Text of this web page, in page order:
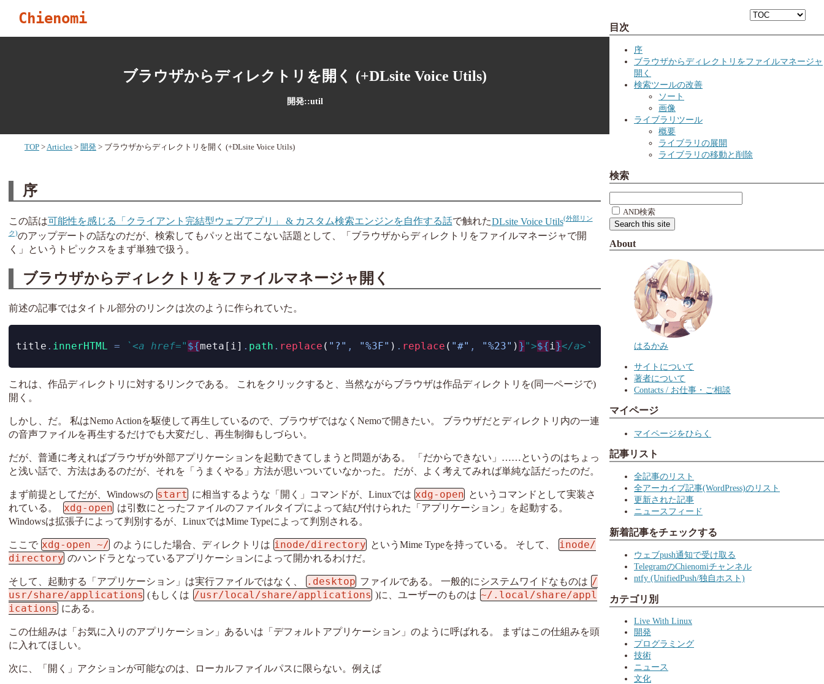
Chienomi
ブラウザからディレクトリを開く (+DLsite Voice Utils)
開発::util
TOP Articles 開発 ブラウザからディレクトリを開く (+DLsite Voice Utils)
序
この話は可能性を感じる「クライアント完結型ウェブアプリ」 & カスタム検索エンジンを自作する話で触れたDLsite Voice Utils
のアップデートの話なのだが、検索してもパッと出てこない話題として、「ブラウザからディレクトリをファイルマネージャで開
く」というトピックスをまず単独で扱う。
ブラウザからディレクトリをファイルマネージャ開く
前述の記事ではタイトル部分のリンクは次のように作られていた。
title . innerHTML = `<a href=" ${meta[i] . path . replace ( "?" , "%3F" ) . replace ( "#" , "%23" ) } ">${ i }</a>`
これは、作品ディレクトリに対するリンクである。 これをクリックすると、当然ながらブラウザは作品ディレクトリを(同一ページで)
開く。
しかし、だ。 私はNemo Actionを駆使して再生しているので、ブラウザではなくNemoで開きたい。 ブラウザだとディレクトリ内の一連
の音声ファイルを再生するだけでも大変だし、再生制御もしづらい。
だが、普通に考えればブラウザが外部アプリケーションを起動できてしまうと問題がある。 「だからできない」……というのはちょっ
と浅い話で、方法はあるのだが、それを「うまくやる」方法が思いついていなかった。 だが、よく考えてみれば単純な話だったのだ。
まず前提としてだが、Windowsの start に相当するような「開く」コマンドが、Linuxでは xdg-open というコマンドとして実装さ
れている。
xdg-open は引数にとったファイルのファイルタイプによって結び付けられた「アプリケーション」を起動する。
Windowsは拡張子によって判別するが、LinuxではMime Typeによって判別される。
ここで xdg-open ~/ のようにした場合、ディレクトリは inode/directory というMime Typeを持っている。 そして、
inode/
directory のハンドラとなっているアプリケーションによって開かれるわけだ。
そして、起動する「アプリケーション」は実行ファイルではなく、 .desktop ファイルである。 一般的にシステムワイドなものは /
usr/share/applications (もしくは /usr/local/share/applications )に、ユーザーのものは ~/.local/share/appl
ications にある。
この仕組みは「お気に入りのアプリケーション」あるいは「デフォルトアプリケーション」のように呼ばれる。 まずはこの仕組みを頭
に入れてほしい。
次に、「開く」アクションが可能なのは、ローカルファイルパスに限らない。例えば
目次
序
ブラウザからディレクトリをファイルマネージャ
開く
検索ツールの改善
ソート
画像
ライブラリツール
概要
ライブラリの展開
ライブラリの移動と削除
検索
AND検索
About
はるかみ
サイトについて
著者について
Contacts / お仕事・ご相談
マイページ
マイページをひらく
記事リスト
全記事のリスト
全アーカイブ記事(WordPress)のリスト
更新された記事
ニュースフィード
新着記事をチェックする
ウェブpush通知で受け取る
TelegramのChienomiチャンネル
ntfy (UnifiedPush/独自ホスト)
カテゴリ別
Live With Linux
開発
プログラミング
技術
ニュース
文化